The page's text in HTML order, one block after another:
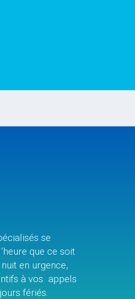
se
que ce soit
en urgence,
à vos appels
fériés.